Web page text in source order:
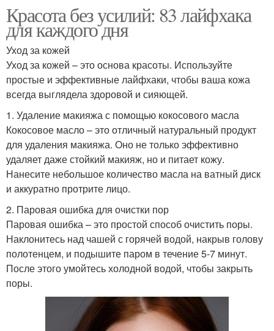
Красота без усилий: 83 лайфхака
для каждого дня
Уход за кожей
Уход за кожей – это основа красоты. Используйте
простые и эффективные лайфхаки, чтобы ваша кожа
всегда выглядела здоровой и сияющей.
1. Удаление макияжа с помощью кокосового масла
Кокосовое масло – это отличный натуральный продукт
для удаления макияжа. Оно не только эффективно
удаляет даже стойкий макияж, но и питает кожу.
Нанесите небольшое количество масла на ватный диск
и аккуратно протрите лицо.
2. Паровая ошибка для очистки пор
Паровая ошибка – это простой способ очистить поры.
Наклонитесь над чашей с горячей водой, накрыв голову
полотенцем, и подышите паром в течение 5-7 минут.
После этого умойтесь холодной водой, чтобы закрыть
поры.